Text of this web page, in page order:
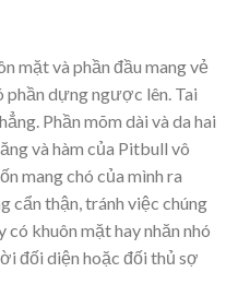
mặt và phần đầu mang vẻ
phần dựng ngược lên. Tai
Phần mõm dài và da hai
và hàm của Pitbull vô
mang chó của mình ra
cẩn thận, tránh việc chúng
có khuôn mặt hay nhăn nhó
đối diện hoặc đối thủ sợ